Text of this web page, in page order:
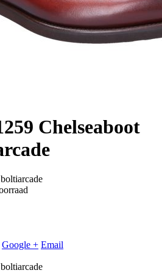
Chelseaboot
Google + Email